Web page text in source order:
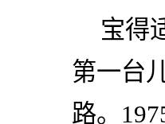
宝得
第一台
路。